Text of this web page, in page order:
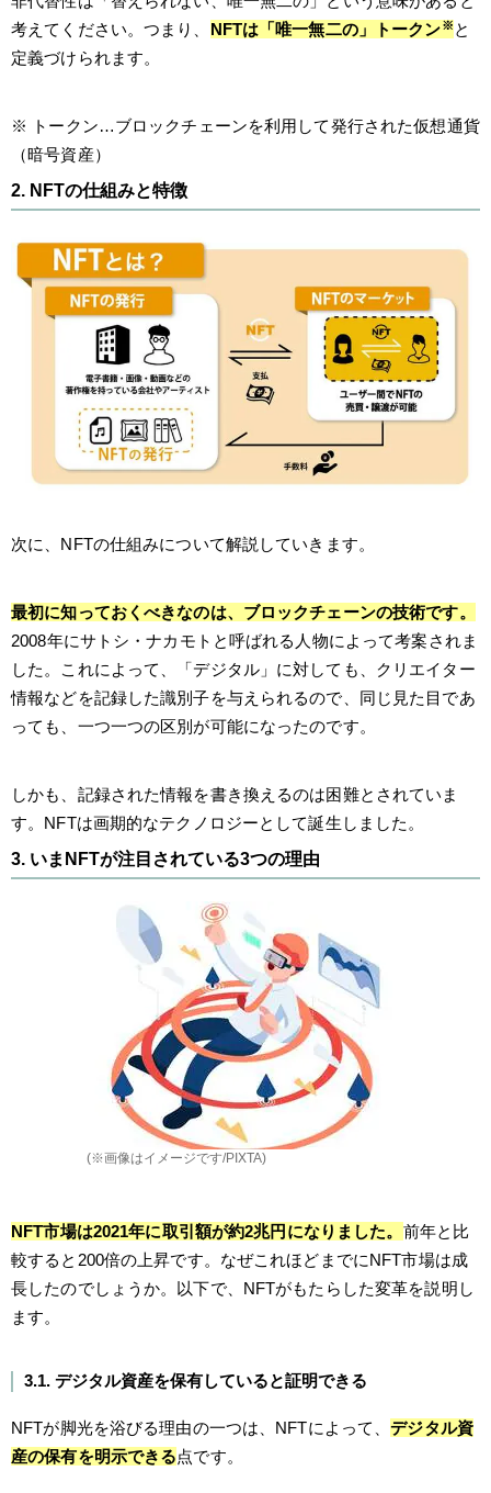
考えてください。つまり、 NFTは「唯一無二の」トークン※ と
定義づけられます。
※ トークン…ブロックチェーンを利用して発行された仮想通貨
（暗号資産）
2. NFTの仕組みと特徴
次に、NFTの仕組みについて解説していきます。
最初に知っておくべきなのは、 ブロックチェーンの技術です。
2008年にサトシ・ナカモトと呼ばれる人物によって考案されま
した。これによって、「デジタル」に対しても、クリエイター
情報などを記録した識別子を与えられるので、同じ見た目であ
っても、一つ一つの区別が可能になったのです。
しかも、記録された情報を書き換えるのは困難とされていま
す。NFTは画期的なテクノロジーとして誕生しました。
3. いまNFTが注目されている3つの理由
(※画像はイメージです/PIXTA)
NFT市場は2021年に取引額が約2兆円になりました。 前年と比
較すると200倍の上昇です。なぜこれほどまでにNFT市場は成
長したのでしょうか。以下で、NFTがもたらした変革を説明し
ます。
3.1. デジタル資産を保有していると証明できる
NFTが脚光を浴びる理由の一つは、NFTによって、デジタル資
産の保有を明示できる点です。